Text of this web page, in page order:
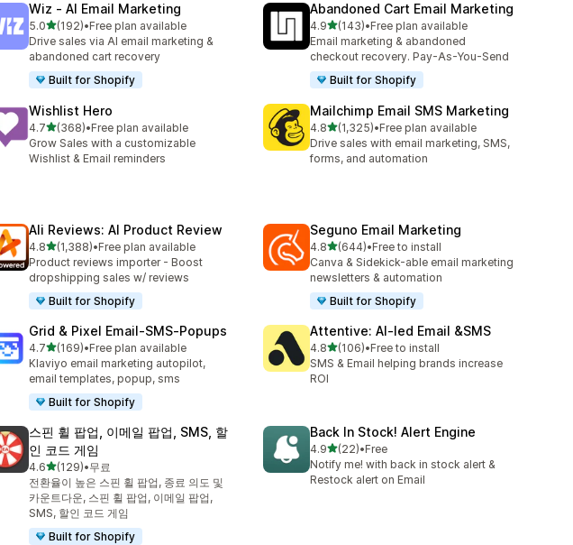
Wiz ‑ AI Email Marketing
5.0별 5개 중
(192)
총 리뷰 192개
•Free plan available
Drive sales via AI email marketing &
abandoned cart recovery
Built for Shopify
Abandoned Cart Email Marketing
4.9별 5개 중
(143)
총 리뷰 143개
•Free plan available
Email marketing & abandoned
checkout recovery. Pay-As-You-Send
Built for Shopify
Wishlist Hero
4.7별 5개 중
(368)
총 리뷰 368개
•Free plan available
Grow Sales with a customizable
Wishlist & Email reminders
Mailchimp Email SMS Marketing
4.8별 5개 중
(1,325)
총 리뷰 1325개
•Free plan available
Drive sales with email marketing, SMS,
forms, and automation
Ali Reviews: AI Product Review
4.8별 5개 중
(1,388)
총 리뷰 1388개
•Free plan available
Product reviews importer - Boost
dropshipping sales w/ reviews
Built for Shopify
Seguno Email Marketing
4.8별 5개 중
(644)
총 리뷰 644개
•Free to install
Canva & Sidekick-able email marketing
newsletters & automation
Built for Shopify
Grid & Pixel Email‑SMS‑Popups
4.7별 5개 중
(169)
총 리뷰 169개
•Free plan available
Klaviyo email marketing autopilot,
email templates, popup, sms
Built for Shopify
Attentive: AI‑led Email &SMS
4.8별 5개 중
(106)
총 리뷰 106개
•Free to install
SMS & Email helping brands increase
ROI
스핀 휠 팝업, 이메일 팝업, SMS, 할
인 코드 게임
4.6별 5개 중
(129)
총 리뷰 129개
•무료
전환율이 높은 스핀 휠 팝업, 종료 의도 및
카운트다운, 스핀 휠 팝업, 이메일 팝업,
SMS, 할인 코드 게임
Built for Shopify
Back In Stock! Alert Engine
4.9별 5개 중
(22)
총 리뷰 22개
•Free
Notify me! with back in stock alert &
Restock alert on Email